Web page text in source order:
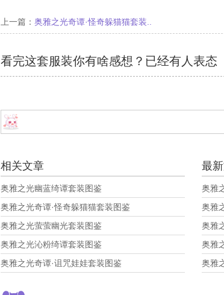
上一篇： 奥雅之光奇谭·怪奇躲猫猫套装..
看完这套服装你有啥感想？已经有人表态
相关文章
奥雅之光幽蓝绮谭套装图鉴
奥雅之光奇谭·怪奇躲猫猫套装图鉴
奥雅之光萤萤幽光套装图鉴
奥雅之光沁粉绮谭套装图鉴
奥雅之光奇谭·诅咒娃娃套装图鉴
最
奥雅
奥雅
奥雅
奥雅
奥雅